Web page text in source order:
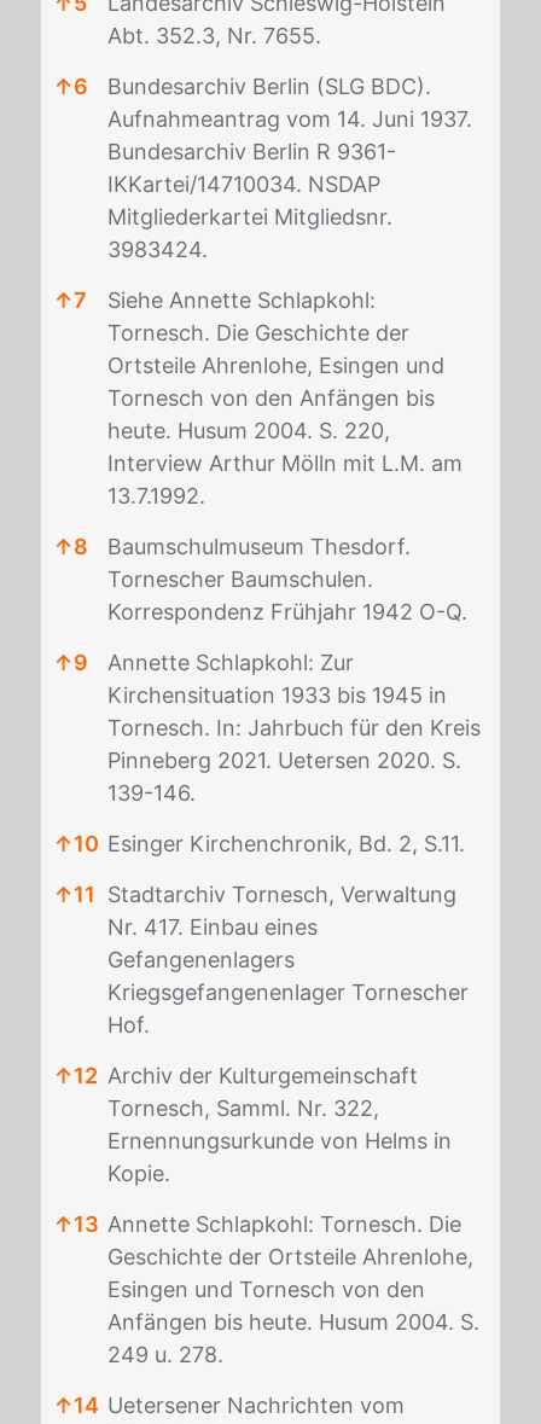
Abt. 352.3, Nr. 7655.
↑6
Bundesarchiv Berlin (SLG BDC).
Aufnahmeantrag vom 14. Juni 1937.
Bundesarchiv Berlin R 9361-
IKKartei/14710034. NSDAP
Mitgliederkartei Mitgliedsnr.
3983424.
↑7
Siehe Annette Schlapkohl:
Tornesch. Die Geschichte der
Ortsteile Ahrenlohe, Esingen und
Tornesch von den Anfängen bis
heute. Husum 2004. S. 220,
Interview Arthur Mölln mit L.M. am
13.7.1992.
↑8
Baumschulmuseum Thesdorf.
Tornescher Baumschulen.
Korrespondenz Frühjahr 1942 O-Q.
↑9
Annette Schlapkohl: Zur
Kirchensituation 1933 bis 1945 in
Tornesch. In: Jahrbuch für den Kreis
Pinneberg 2021. Uetersen 2020. S.
139-146.
↑10 Esinger Kirchenchronik, Bd. 2, S.11.
↑11
Stadtarchiv Tornesch, Verwaltung
Nr. 417. Einbau eines
Gefangenenlagers
Kriegsgefangenenlager Tornescher
Hof.
↑12 Archiv der Kulturgemeinschaft
Tornesch, Samml. Nr. 322,
Ernennungsurkunde von Helms in
Kopie.
↑13 Annette Schlapkohl: Tornesch. Die
Geschichte der Ortsteile Ahrenlohe,
Esingen und Tornesch von den
Anfängen bis heute. Husum 2004. S.
249 u. 278.
↑14 Uetersener Nachrichten vom